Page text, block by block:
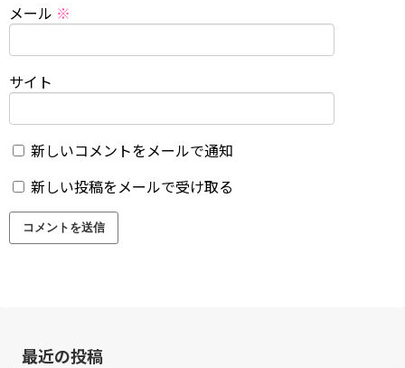
メール ※
サイト
新しいコメントをメールで通知
新しい投稿をメールで受け取る
最近の投稿